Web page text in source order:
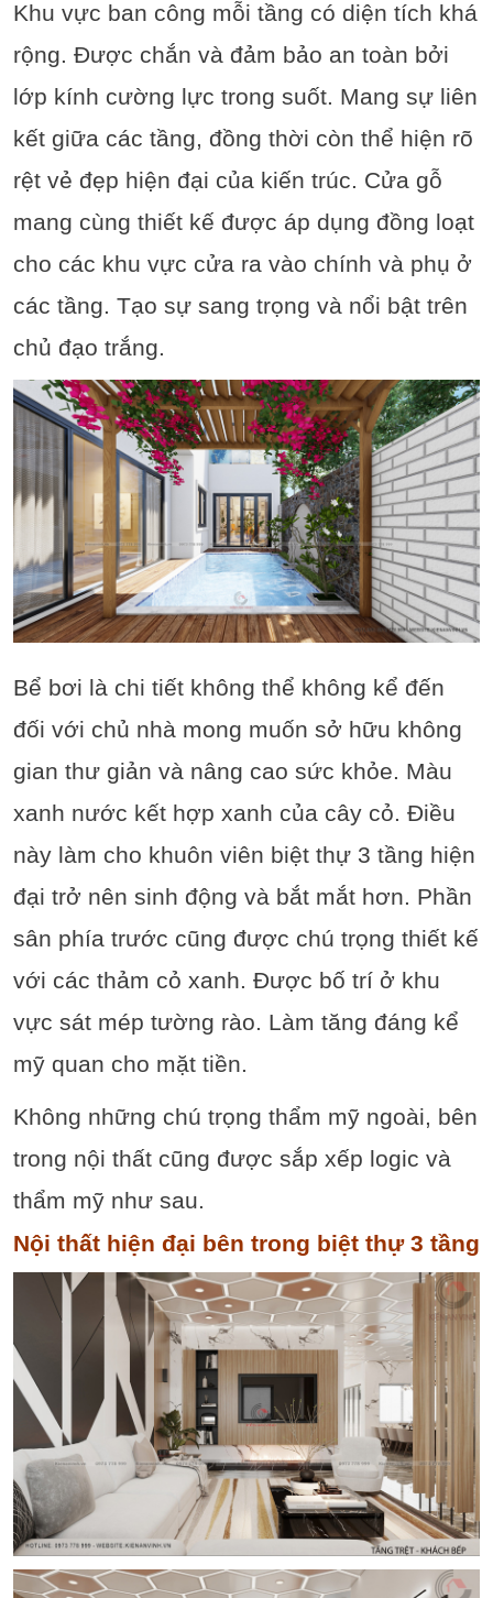
Khu vực ban công mỗi tầng có diện tích khá
rộng. Được chắn và đảm bảo an toàn bởi
lớp kính cường lực trong suốt. Mang sự liên
kết giữa các tầng, đồng thời còn thể hiện rõ
rệt vẻ đẹp hiện đại của kiến trúc. Cửa gỗ
mang cùng thiết kế được áp dụng đồng loạt
cho các khu vực cửa ra vào chính và phụ ở
các tầng. Tạo sự sang trọng và nổi bật trên
chủ đạo trắng.
Bể bơi là chi tiết không thể không kể đến
đối với chủ nhà mong muốn sở hữu không
gian thư giản và nâng cao sức khỏe. Màu
xanh nước kết hợp xanh của cây cỏ. Điều
này làm cho khuôn viên biệt thự 3 tầng hiện
đại trở nên sinh động và bắt mắt hơn. Phần
sân phía trước cũng được chú trọng thiết kế
với các thảm cỏ xanh. Được bố trí ở khu
vực sát mép tường rào. Làm tăng đáng kể
mỹ quan cho mặt tiền.
Không những chú trọng thẩm mỹ ngoài, bên
trong nội thất cũng được sắp xếp logic và
thẩm mỹ như sau.
Nội thất hiện đại bên trong biệt thự 3 tầng